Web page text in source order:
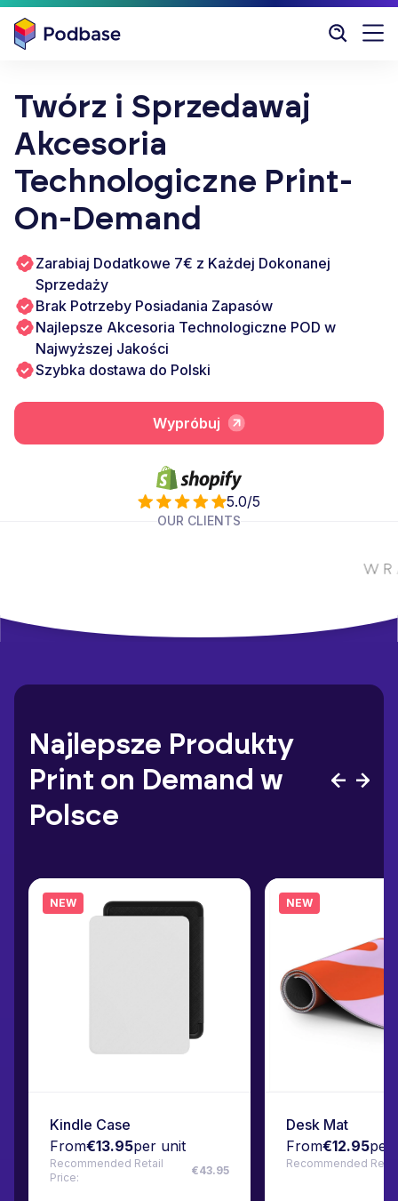
Twórz i Sprzedawaj
Akcesoria
Technologiczne Print-
On-Demand
Zarabiaj Dodatkowe 7€ z Każdej Dokonanej
Sprzedaży
Brak Potrzeby Posiadania Zapasów
Najlepsze Akcesoria Technologiczne POD w
Najwyższej Jakości
Szybka dostawa do Polski
Wypróbuj
5.0/5
OUR CLIENTS
Najlepsze Produkty
Print on Demand w
Polsce
NEW
Kindle Case
From€13.95per unit
Recommended Retail
Price:
€43.95
NEW
Desk Mat
From€12.95per
Recommended